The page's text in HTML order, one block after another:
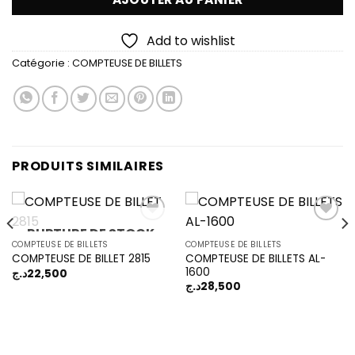
16,500د.ج.
Add to wishlist
Catégorie : COMPTEUSE DE BILLETS
PRODUITS SIMILAIRES
Add to
RUPTURE DE STOCK
COMPTEUSE DE BILLETS
COMPTEUSE DE BILLET 2815
22,500د.ج
Add to
COMPTEUSE DE BILLETS
COMPTEUSE DE BILLETS AL-
1600
28,500د.ج